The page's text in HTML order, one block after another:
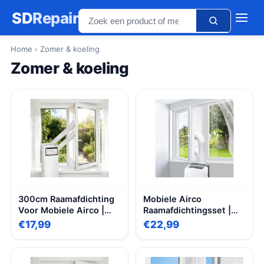
SDRepair
Home › Zomer & koeling
Zomer & koeling
300cm Raamafdichting
Voor Mobiele Airco |
Raamafdichtingsstof
Met Dubbele
Voor Schuiframen En
€17,99
Mobiele Airco
Raamafdichtingsset |
400cm Verstelbare
Afdichtingsstrip | Hete
Klittenband | Geschikt
€22,99